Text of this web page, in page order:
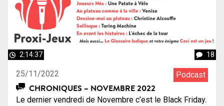
2:14:37 18
25/11/2022 Podcast
CHRONIQUES – NOVEMBRE 2022
Le dernier vendredi de Novembre c’est le Black Friday.